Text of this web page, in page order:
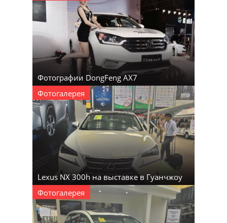
Фотографии DongFeng AX7
Фотогалерея
Lexus NX 300h на выставке в Гуанчжоу
Фотогалерея